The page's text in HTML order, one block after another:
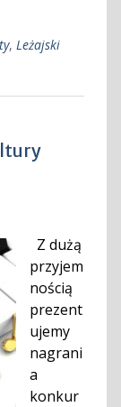
, Leżajski
Z dużą
przyjem
nością
prezent
ujemy
nagrani
a
konkur